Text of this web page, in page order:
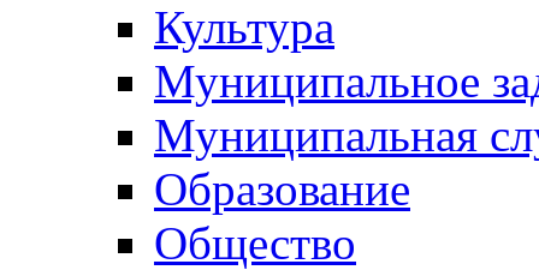
Культура
Муниципальное
Муниципальная
Образование
Общество